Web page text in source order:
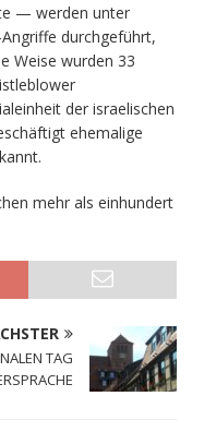
— werden unter
durchgeführt,
Weise wurden 33
der israelischen
ehemalige
mehr als einhundert
TAG